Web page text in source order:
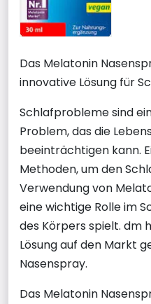
Das Melatonin
innovative Lösung für
Schlafprobleme sind
Problem, das die
beeinträchtigen kann.
Methoden, um den
Verwendung von
eine wichtige Rolle im
des Körpers spielt. dm
Lösung auf den Markt
Nasenspray.
Das Melatonin